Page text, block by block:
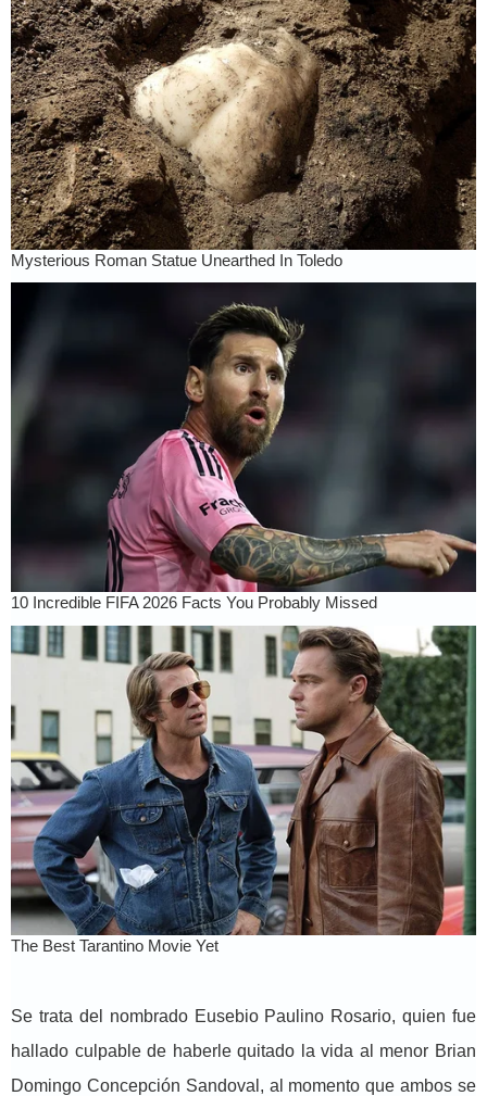
Se trata del nombrado Eusebio Paulino Rosario, quien fue
hallado culpable de haberle quitado la vida al menor Brian
Domingo Concepción Sandoval, al momento que ambos se